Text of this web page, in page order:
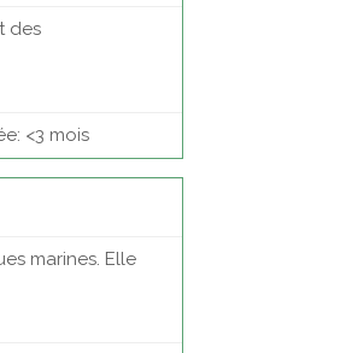
des
<3 mois
marines. Elle